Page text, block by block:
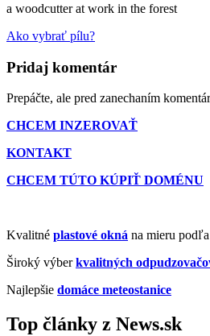
a woodcutter at work in the forest
Ako vybrať pílu?
Pridaj komentár
Prepáčte, ale pred zanechaním
CHCEM INZEROVAŤ
KONTAKT
CHCEM TÚTO KÚPIŤ DOMÉNU
Kvalitné plastové okná na mieru
Široký výberkvalitných
Najlepšie domáce meteostanice
Top články z News.sk